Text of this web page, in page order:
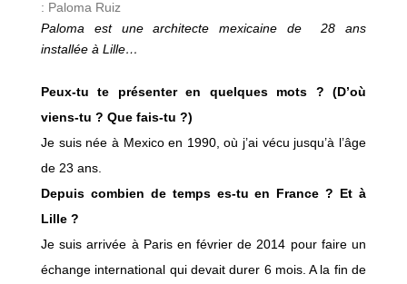
: Paloma Ruiz
Paloma est une architecte mexicaine de 28 ans
installée à Lille…
Peux-tu te présenter en quelques mots ? (D’où
viens-tu ? Que fais-tu ?)
Je suis née à Mexico en 1990, où j’ai vécu jusqu’à l’âge
de 23 ans.
Depuis combien de temps es-tu en France ? Et à
Lille ?
Je suis arrivée à Paris en février de 2014 pour faire un
échange international qui devait durer 6 mois. A la fin de